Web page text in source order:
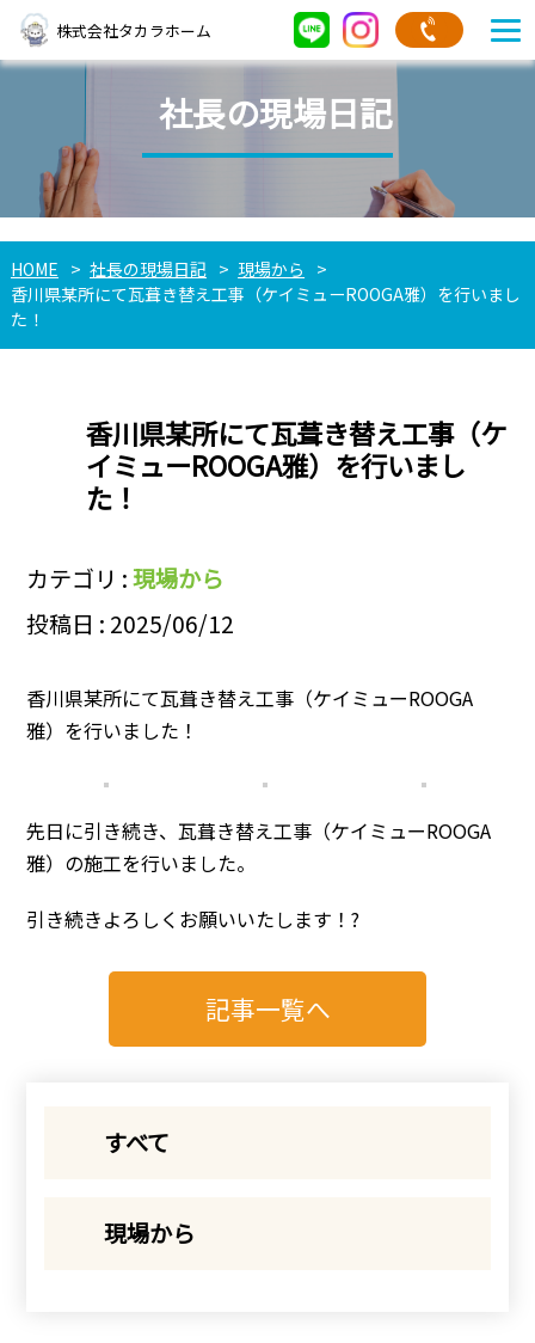
株式会社タカラホーム
社長の現場日記
HOME 社長の現場日記
現場から
香川県某所にて瓦葺き替え工事（ケイミューROOGA雅）を行いまし
た！
香川県某所にて瓦葺き替え工事（ケ
イミューROOGA雅）を行いまし
た！
カテゴリ :現場から
投稿日 : 2025/06/12
香川県某所にて瓦葺き替え工事（ケイミューROOGA
雅）を行いました！
先日に引き続き、瓦葺き替え工事（ケイミューROOGA
雅）の施工を行いました。
引き続きよろしくお願いいたします！?
記事一覧へ
すべて
現場から